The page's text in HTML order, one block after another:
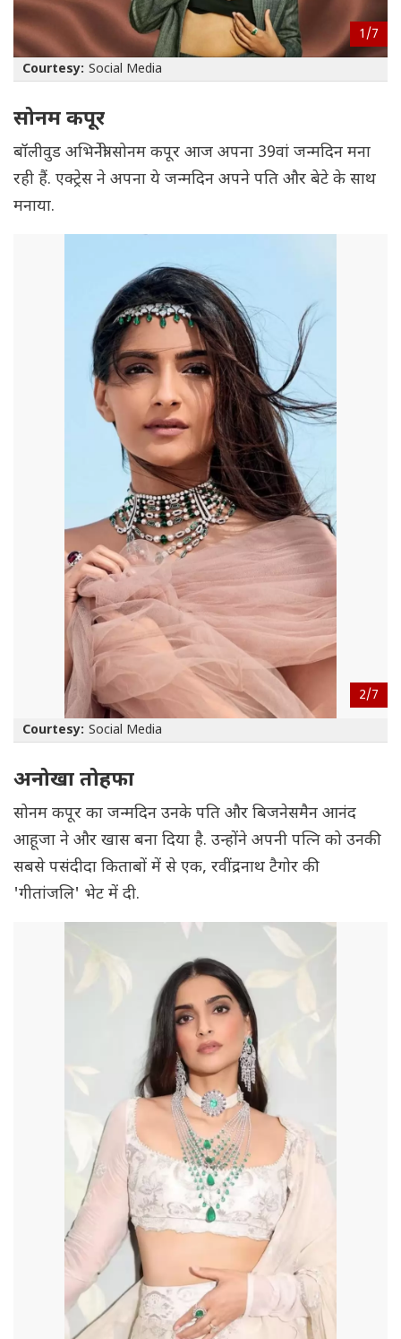
1/7
Courtesy: Social Media
सोनम कपूर
बॉलीवुड अभिनेत्री सोनम कपूर आज अपना 39वां जन्मदिन मना
रही हैं. एक्ट्रेस ने अपना ये जन्मदिन अपने पति और बेटे के साथ
मनाया.
2/7
Courtesy: Social Media
अनोखा तोहफा
सोनम कपूर का जन्मदिन उनके पति और बिजनेसमैन आनंद
आहूजा ने और खास बना दिया है. उन्होंने अपनी पत्नि को उनकी
सबसे पसंदीदा किताबों में से एक, रवींद्रनाथ टैगोर की
'गीतांजलि' भेट में दी.